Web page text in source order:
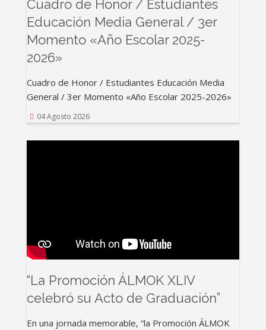
Cuadro de Honor / Estudiantes
Educación Media General / 3er
Momento «Año Escolar 2025-
2026»
Cuadro de Honor / Estudiantes Educación Media
General / 3er Momento «Año Escolar 2025-2026»
04 Agosto 2026
“La Promoción ÁLMOK XLIV
celebró su Acto de Graduación”
En una jornada memorable, “la Promoción ÁLMOK